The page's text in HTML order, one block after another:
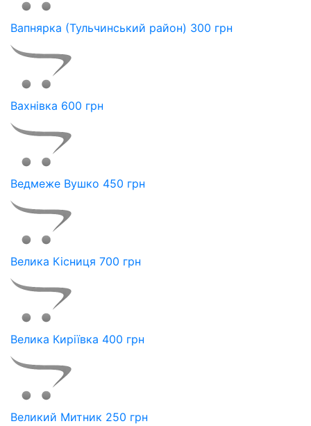
Вапнярка (Тульчинський район) 300 грн
Вахнівка 600 грн
Ведмеже Вушко 450 грн
Велика Кісниця 700 грн
Велика Киріївка 400 грн
Великий Митник 250 грн